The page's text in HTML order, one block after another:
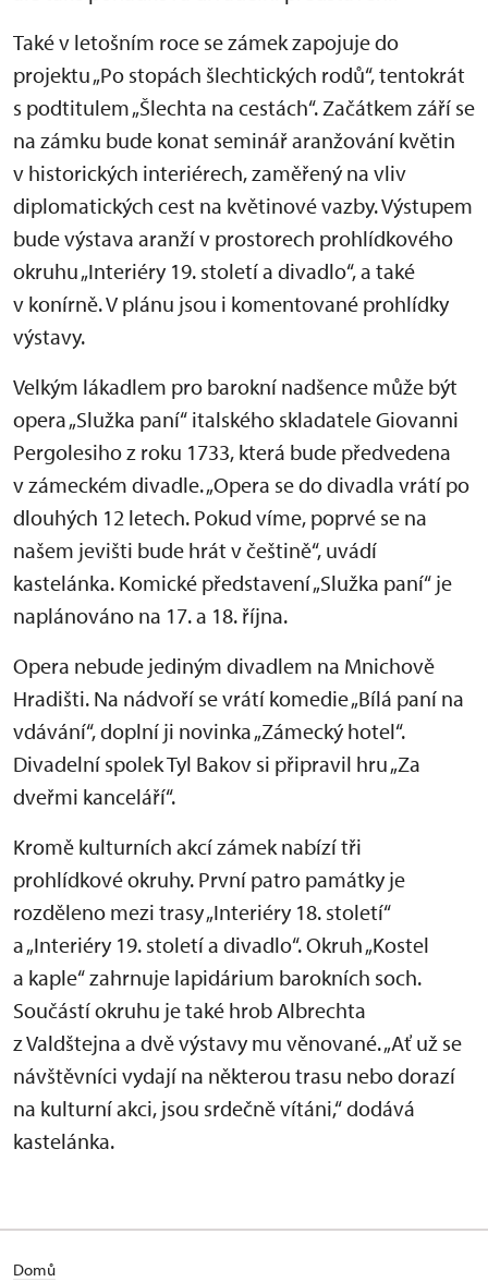
Také v letošním roce se zámek zapojuje do
projektu „Po stopách šlechtických rodů“, tentokrát
s podtitulem „Šlechta na cestách“. Začátkem září se
na zámku bude konat seminář aranžování květin
v historických interiérech, zaměřený na vliv
diplomatických cest na květinové vazby. Výstupem
bude výstava aranží v prostorech prohlídkového
okruhu „Interiéry 19. století a divadlo“, a také
v konírně. V plánu jsou i komentované prohlídky
výstavy.
Velkým lákadlem pro barokní nadšence může být
opera „Služka paní“ italského skladatele Giovanni
Pergolesiho z roku 1733, která bude předvedena
v zámeckém divadle. „Opera se do divadla vrátí po
dlouhých 12 letech. Pokud víme, poprvé se na
našem jevišti bude hrát v češtině“, uvádí
kastelánka. Komické představení „Služka paní“ je
naplánováno na 17. a 18. října.
Opera nebude jediným divadlem na Mnichově
Hradišti. Na nádvoří se vrátí komedie „Bílá paní na
vdávání“, doplní ji novinka „Zámecký hotel“.
Divadelní spolek Tyl Bakov si připravil hru „Za
dveřmi kanceláří“.
Kromě kulturních akcí zámek nabízí tři
prohlídkové okruhy. První patro památky je
rozděleno mezi trasy „Interiéry 18. století“
a „Interiéry 19. století a divadlo“. Okruh „Kostel
a kaple“ zahrnuje lapidárium barokních soch.
Součástí okruhu je také hrob Albrechta
z Valdštejna a dvě výstavy mu věnované. „Ať už se
návštěvníci vydají na některou trasu nebo dorazí
na kulturní akci, jsou srdečně vítáni,“ dodává
kastelánka.
Domů